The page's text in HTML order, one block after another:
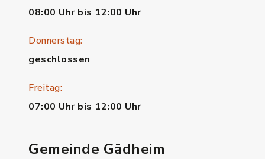
08:00 Uhr bis 12:00 Uhr
Donnerstag:
geschlossen
Freitag:
07:00 Uhr bis 12:00 Uhr
Gemeinde Gädheim